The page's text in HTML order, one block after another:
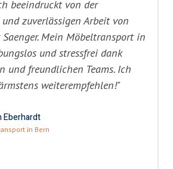
beeindruckt von der
zuverlässigen Arbeit von
Mein Möbeltransport in
und stressfrei dank
und freundlichen Teams. Ich
weiterempfehlen!"
Eberhardt
in Bern